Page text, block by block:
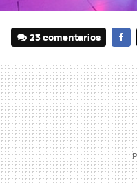
23 comentarios